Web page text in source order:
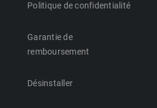
Politique de confidentialité
Garantie de
remboursement
Désinstaller